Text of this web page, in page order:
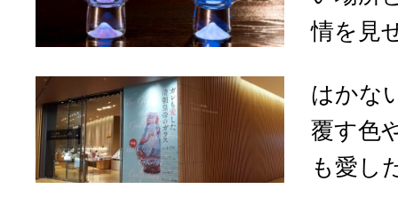
情を見
はかな
覆す色
も愛し